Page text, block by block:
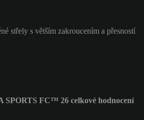
střely s větším zakroucením a přesností
SPORTS FC™ 26 celkové hodnocení